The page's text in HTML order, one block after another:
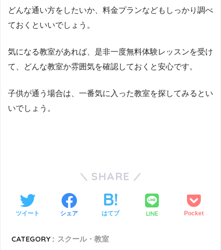
どんな通い方をしたいか、料金プランなどもしっかり調べ
ておくといいでしょう。
気になる教室があれば、是非一度無料体験レッスンを受け
て、どんな教室か雰囲気を確認しておくと安心です。
子供が通う場合は、一番気に入った教室を探してみるとい
いでしょう。
SHARE
ツイート シェア はてブ LINE Pocket
CATEGORY : スクール・教室